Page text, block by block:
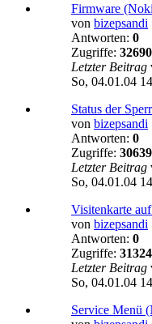
Firmware
von bizepsandi
Antworten: 0
Zugriffe: 32690
Letzter Beitrag
So, 04.01.04
Status der
von bizepsandi
Antworten: 0
Zugriffe: 30639
Letzter Beitrag
So, 04.01.04
Visitenkarte
von bizepsandi
Antworten: 0
Zugriffe: 31324
Letzter Beitrag
So, 04.01.04
Service Menü